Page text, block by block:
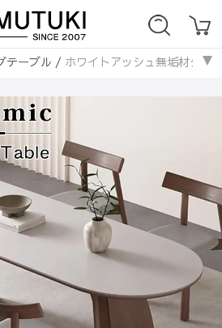
テーブル / ホワイトアッシュ無垢材ダイ
ミックダイニングテーブル
形/ホワイトアッシュ無垢材ダイニング
形/ホワイトアッシュ無垢材ダイニング
ット ホワイトアッシュ無垢材ダイ